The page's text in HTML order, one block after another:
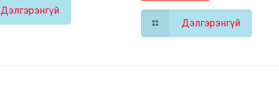
Дэлгэрэнгүй
Дэлгэрэнгүй